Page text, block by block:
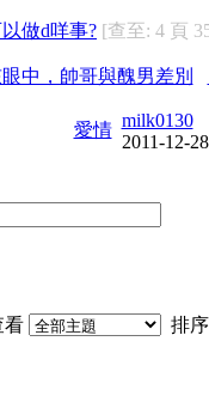
做d咩事? [查至: 4 頁
中，帥哥與醜男差別
愛情 milk0130
2011-12-28
看 排